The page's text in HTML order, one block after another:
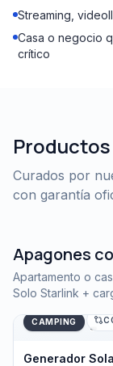
Streaming,
Casa o negocio
crítico
Curados por
con garantía
Apagones
Apartamento o
Solo Starlink +
Generador
CAMPING
Generador